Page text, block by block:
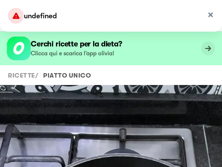
undefined
Cerchi ricette per la dieta?
Clicca qui e scarica l’app olivia!
RICETTE/ PIATTO UNICO